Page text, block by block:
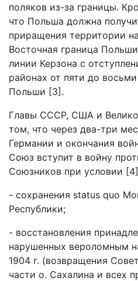
поляков из-за границы.
что Польша должна
приращения территории
Восточная граница
линии Керзона с
районах от пяти до
Польши [3].
Главы СССР, США и
том, что через два-три
Германии и окончания
Союз вступит в войну
Союзников при условии
- сохранения status quo
Республики;
- восстановления
нарушенных вероломным
1904 г. (возвращения
части о. Сахалина и всех